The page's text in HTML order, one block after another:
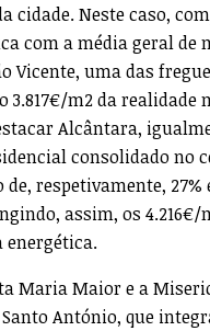
cidade. Neste caso,
com a média geral de
Vicente, uma das
3.817€/m2 da realidade
Alcântara,
consolidado no
respetivamente, 27%
assim, os 4.216€/
energética.
Maria Maior e a
António, que